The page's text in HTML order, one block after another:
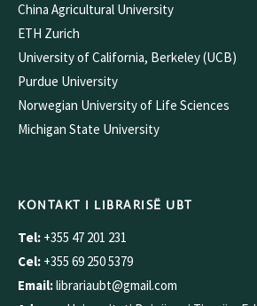
China Agricultural University
ETH Zurich
University of California, Berkeley (UCB)
Purdue University
Norwegian University of Life Sciences
Michigan State University
KONTAKT I LIBRARISË UBT
Tel: +355 47 201 231
Cel: +355 69 250 5379
Email:librariaubt@gmail.com